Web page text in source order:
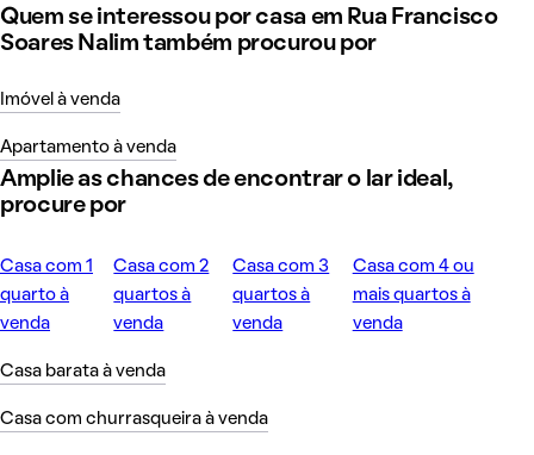
Quem se interessou por casa em Rua Francisco
Soares Nalim também procurou por
Imóvel à venda
Apartamento à venda
Amplie as chances de encontrar o lar ideal,
procure por
Casa com 1
quarto à
venda
Casa com 2
quartos à
venda
Casa com 3
quartos à
venda
Casa com 4 ou
mais quartos à
venda
Casa barata à venda
Casa com churrasqueira à venda